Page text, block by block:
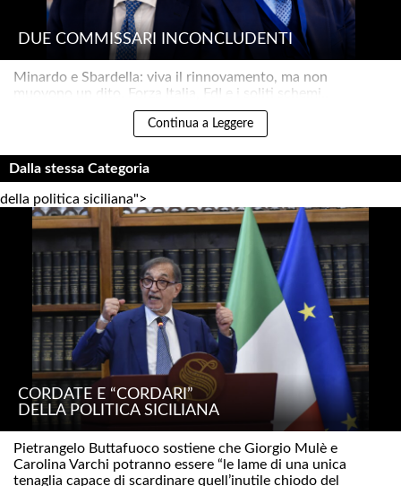
DUE COMMISSARI INCONCLUDENTI
Minardo e Sbardella: viva il rinnovamento, ma non
muovono un dito. Forza Italia, FdI e i soliti schemi..
Continua a Leggere
Dalla stessa Categoria
della politica siciliana">
CORDATE E “CORDARI”
DELLA POLITICA SICILIANA
Pietrangelo Buttafuoco sostiene che Giorgio Mulè e
Carolina Varchi potranno essere “le lame di una unica
tenaglia capace di scardinare quell’inutile chiodo del